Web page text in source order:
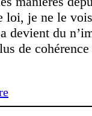
loi, je ne le
devient du
de